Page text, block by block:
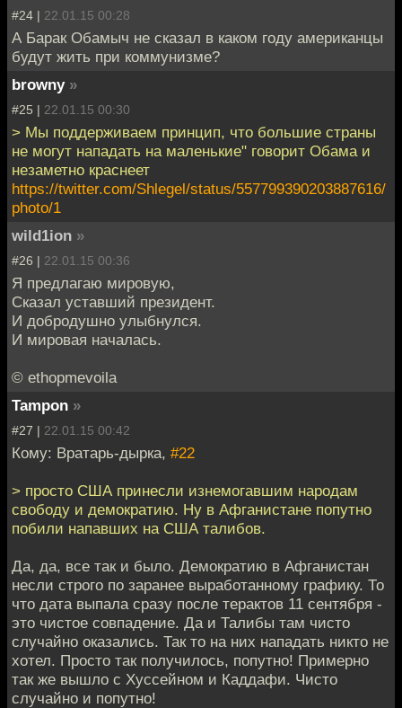
#24 | 22.01.15 00:28
А Барак Обамыч не сказал в каком году американцы
будут жить при коммунизме?
browny »
#25 | 22.01.15 00:30
> Мы поддерживаем принцип, что большие страны
не могут нападать на маленькие" говорит Обама и
незаметно краснеет
https://twitter.com/Shlegel/status/557799390203887616/
photo/1
wild1ion »
#26 | 22.01.15 00:36
Я предлагаю мировую,
Сказал уставший президент.
И добродушно улыбнулся.
И мировая началась.
© ethopmevoila
Tampon »
#27 | 22.01.15 00:42
Кому: Вратарь-дырка, #22
> просто США принесли изнемогавшим народам
свободу и демократию. Ну в Афганистане попутно
побили напавших на США талибов.
Да, да, все так и было. Демократию в Афганистан
несли строго по заранее выработанному графику. То
что дата выпала сразу после терактов 11 сентября -
это чистое совпадение. Да и Талибы там чисто
случайно оказались. Так то на них нападать никто не
хотел. Просто так получилось, попутно! Примерно
так же вышло с Хуссейном и Каддафи. Чисто
случайно и попутно!